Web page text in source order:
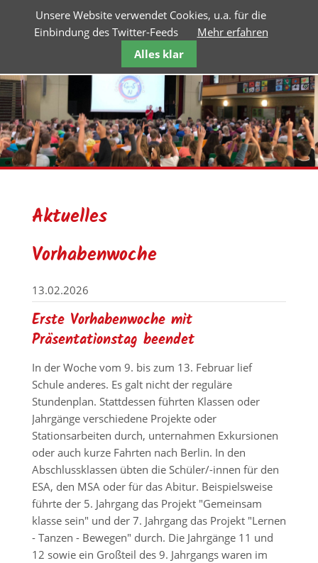
Aktuelles
Vorhabenwoche
13.02.2026
Erste Vorhabenwoche mit
Präsentationstag beendet
In der Woche vom 9. bis zum 13. Februar lief
Schule anderes. Es galt nicht der reguläre
Stundenplan. Stattdessen führten Klassen oder
Jahrgänge verschiedene Projekte oder
Stationsarbeiten durch, unternahmen Exkursionen
oder auch kurze Fahrten nach Berlin. In den
Abschlussklassen übten die Schüler/-innen für den
ESA, den MSA oder für das Abitur. Beispielsweise
führte der 5. Jahrgang das Projekt "Gemeinsam
klasse sein" und der 7. Jahrgang das Projekt "Lernen
- Tanzen - Bewegen" durch. Die Jahrgänge 11 und
12 sowie ein Großteil des 9. Jahrgangs waren im
Unsere Website verwendet Cookies, u.a. für die
Einbindung des Twitter-Feeds
Mehr erfahren
Alles klar